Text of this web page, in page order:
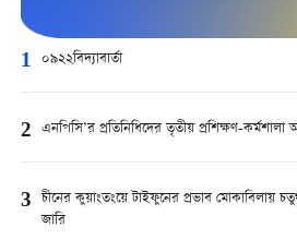
1 ০৯২২বিদ্যাবার্তা
2 এনপিসি’র প্রতিনিধিদের তৃতীয় প্রশিক্ষণ-
3 চীনের কুয়াংতংয়ে টাইফুনের প্রভাব মোকাবিলায়
জারি